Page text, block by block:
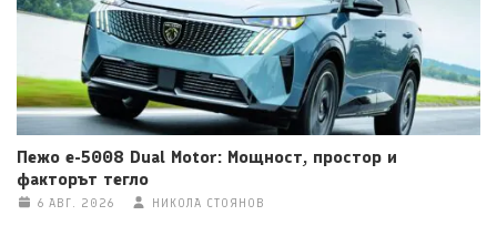
Пежо e-5008 Dual Motor: Мощност, простор и
факторът тегло
6 АВГ. 2026 НИКОЛА СТОЯНОВ